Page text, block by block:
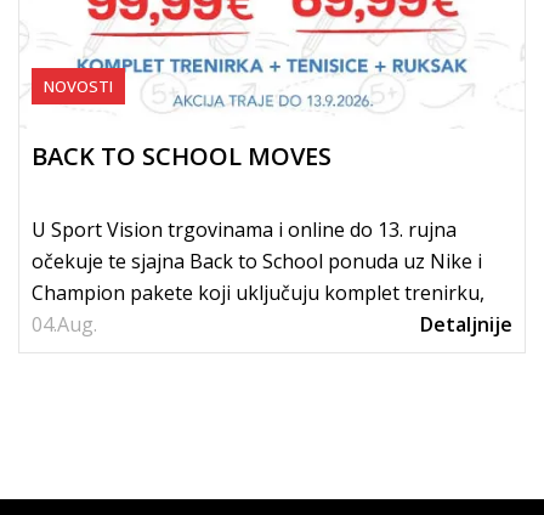
04.Aug.
NOVOSTI
BACK TO SCHOOL MOVES
U Sport Vision trgovinama i online do 13. rujna
očekuje te sjajna Back to School ponuda uz Nike i
Champion pakete koji uključuju komplet trenirku,
tenisice i...
Detaljnije